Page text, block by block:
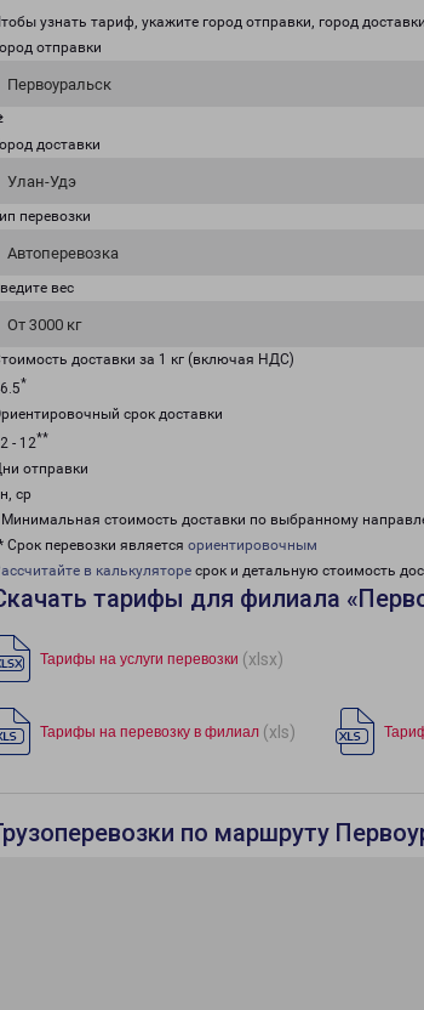
узнать тариф, укажите город отправки, город
отправки
Первоуральск
доставки
Улан-Удэ
перевозки
Автоперевозка
вес
От 3000 кг
доставки за 1 кг (включая НДС)
*
срок доставки
- 12**
отправки
ср
стоимость доставки по выбранному
Срок перевозки является ориентировочным
в калькуляторе срок и детальную стоимость
тарифы для филиала
Тарифы на услуги перевозки (xlsx)
Тарифы на перевозку в филиал (xls)
по маршруту